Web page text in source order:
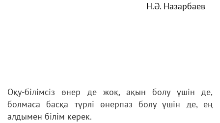
Н.Ә. Назарбаев
Оқу-білімсіз өнер де жоқ, ақын болу үшін де,
болмаса басқа түрлі өнерпаз болу үшін де, ең
алдымен білім керек.